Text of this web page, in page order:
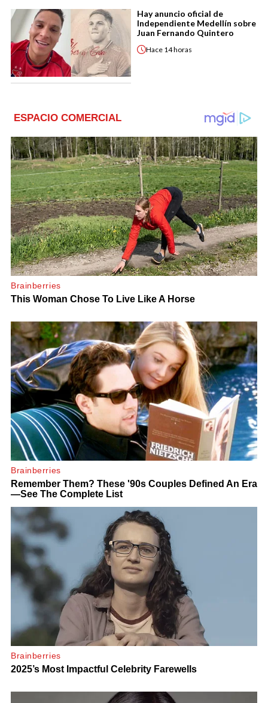
Hay anuncio oficial de
Independiente Medellín sobre
Juan Fernando Quintero
Hace 14 horas